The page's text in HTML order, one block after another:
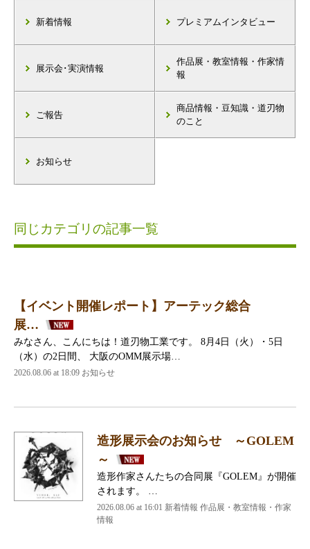
新着情報 プレミアムインタビュー
展示会･実演情報
作品展・教室情報・作家情
報
ご報告
商品情報・豆知識・道刃物
のこと
お知らせ
同じカテゴリの記事一覧
【イベント開催レポート】アーテック総合
展…
みなさん、こんにちは！道刃物工業です。 8月4日（火）・5日
（水）の2日間、 大阪のOMM展示場…
2026.08.06 at 18:09 お知らせ
造形展示会のお知らせ ～GOLEM
～
造形作家さんたちの合同展『GOLEM』が開催
されます。 …
2026.08.06 at 16:01 新着情報 作品展・教室情報・作家
情報